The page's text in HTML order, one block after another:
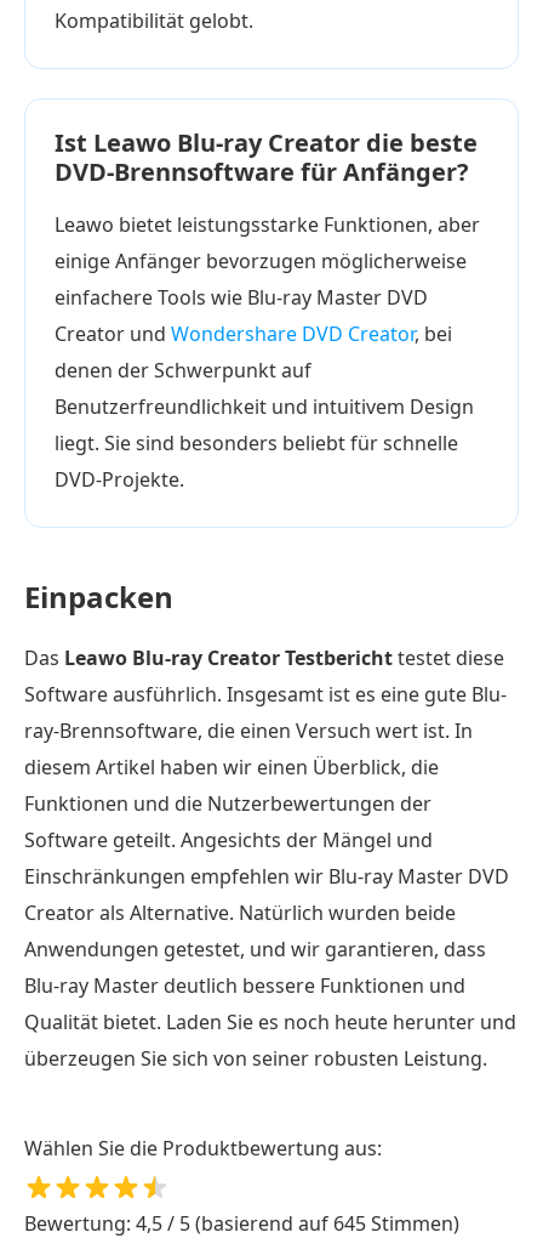
Kompatibilität gelobt.
Ist Leawo Blu-ray Creator die beste
DVD-Brennsoftware für Anfänger?
Leawo bietet leistungsstarke Funktionen, aber
einige Anfänger bevorzugen möglicherweise
einfachere Tools wie Blu-ray Master DVD
Creator und Wondershare DVD Creator, bei
denen der Schwerpunkt auf
Benutzerfreundlichkeit und intuitivem Design
liegt. Sie sind besonders beliebt für schnelle
DVD-Projekte.
Einpacken
Das Leawo Blu-ray Creator Testberichttestet diese
Software ausführlich. Insgesamt ist es eine gute Blu-
ray-Brennsoftware, die einen Versuch wert ist. In
diesem Artikel haben wir einen Überblick, die
Funktionen und die Nutzerbewertungen der
Software geteilt. Angesichts der Mängel und
Einschränkungen empfehlen wir Blu-ray Master DVD
Creator als Alternative. Natürlich wurden beide
Anwendungen getestet, und wir garantieren, dass
Blu-ray Master deutlich bessere Funktionen und
Qualität bietet. Laden Sie es noch heute herunter und
überzeugen Sie sich von seiner robusten Leistung.
Wählen Sie die Produktbewertung aus:
Bewertung: 4,5 / 5 (basierend auf 645 Stimmen)